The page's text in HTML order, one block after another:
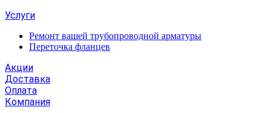
Услуги
Ремонт вашей трубопроводной арматуры
Переточка фланцев
Акции
Доставка
Оплата
Компания